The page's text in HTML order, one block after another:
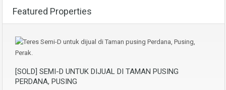
Featured Properties
[SOLD] SEMI-D UNTUK DIJUAL DI TAMAN PUSING
PERDANA, PUSING